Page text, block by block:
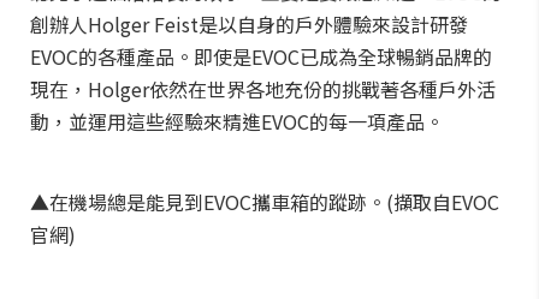
創辦人Holger Feist是以自身的戶外體驗來設計研發
EVOC的各種產品。即使是EVOC已成為全球暢銷品牌的
現在，Holger依然在世界各地充份的挑戰著各種戶外活
動，並運用這些經驗來精進EVOC的每一項產品。
▲在機場總是能見到EVOC攜車箱的蹤跡。(擷取自EVOC
官網)